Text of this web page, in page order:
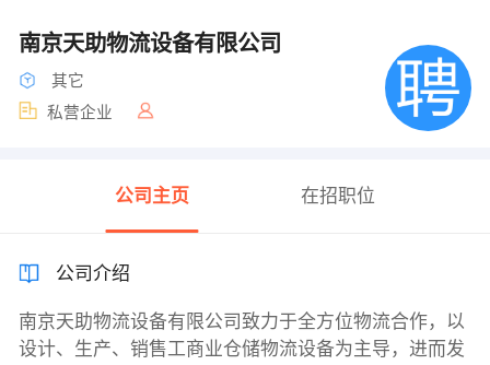
南京天助物流设备有限公司
其它
私营企业
公司主页 在招职位
公司介绍
南京天助物流设备有限公司致力于全方位物流合作，以
设计、生产、销售工商业仓储物流设备为主导，进而发